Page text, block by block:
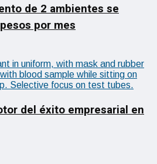
de 2 ambientes se
por mes
del éxito empresarial en